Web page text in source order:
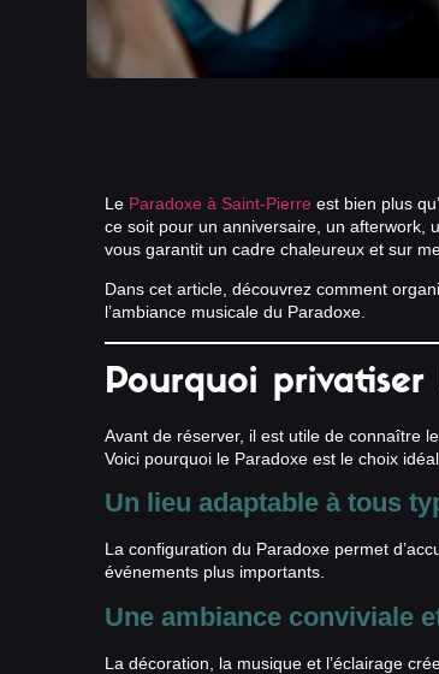
Le Paradoxe à Saint-Pierre est bien plus
ce soit pour un anniversaire, un afterwork,
vous garantit un cadre chaleureux et sur
Dans cet article, découvrez comment
l’ambiance musicale du Paradoxe.
Pourquoi
Avant de réserver, il est utile de connaître
Voici pourquoi le Paradoxe est le choix
Un lieu adaptable à tous
La configuration du Paradoxe permet
événements plus importants.
Une ambiance conviviale
La décoration, la musique et l’éclairage